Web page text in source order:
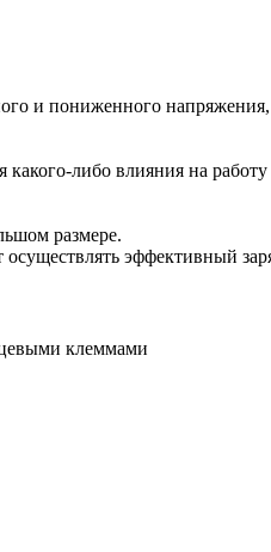
и пониженного напряжения,
какого-либо влияния на
размере.
осуществлять эффективный
клеммами